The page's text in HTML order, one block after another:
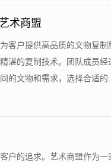
术商盟
客户提供高品质的文物复制
湛的复制技术。团队成员经
的文物和需求，选择合适的
户的追求。艺术商盟作为一